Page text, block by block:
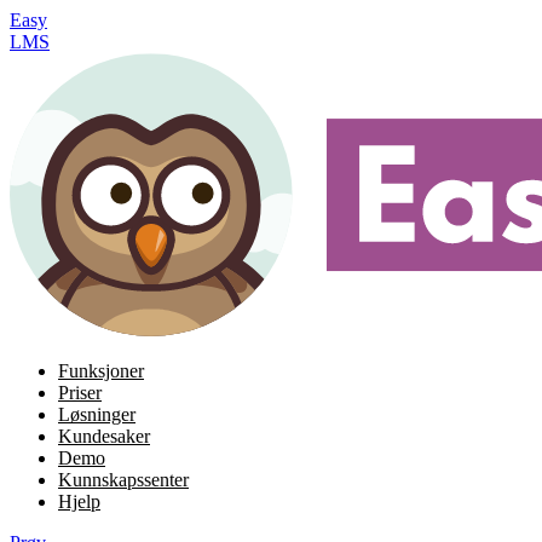
Easy
LMS
Funksjoner
Priser
Løsninger
Kundesaker
Demo
Kunnskapssenter
Hjelp